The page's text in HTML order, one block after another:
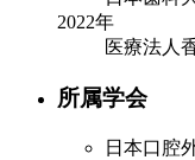
2022年
医療法人
所属学会
日本口腔